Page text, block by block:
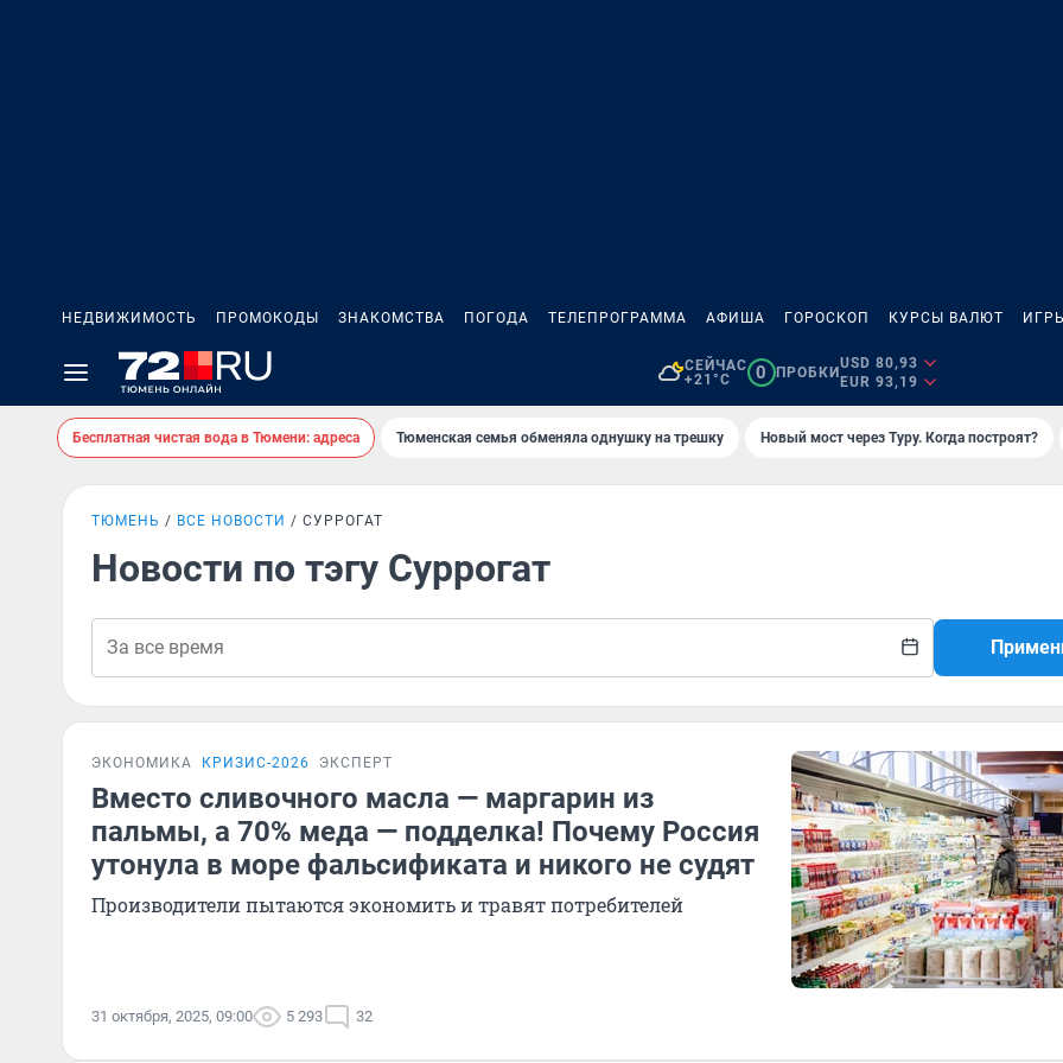
НЕДВИЖИМОСТЬ ПРОМОКОДЫ ЗНАКОМСТВА ПОГОДА ТЕЛЕПРОГРАММА АФИША ГОРОСКОП КУРСЫ ВАЛЮТ
СЕЙЧАС
+21°C
0 ПРОБКИ
USD 80,93
EUR 93,19
Бесплатная чистая вода в Тюмени: адреса Тюменская семья обменяла однушку на трешку Новый мост через Туру. Когда построят?
ТЮМЕНЬ ВСЕ НОВОСТИ СУРРОГАТ
Новости по тэгу Суррогат
ЭКОНОМИКА КРИЗИС-2026 ЭКСПЕРТ
Вместо сливочного масла — маргарин из
пальмы, а 70% меда — подделка! Почему Россия
утонула в море фальсификата и никого не судят
Производители пытаются экономить и травят потребителей
31 октября, 2025, 09:00 5 293 32